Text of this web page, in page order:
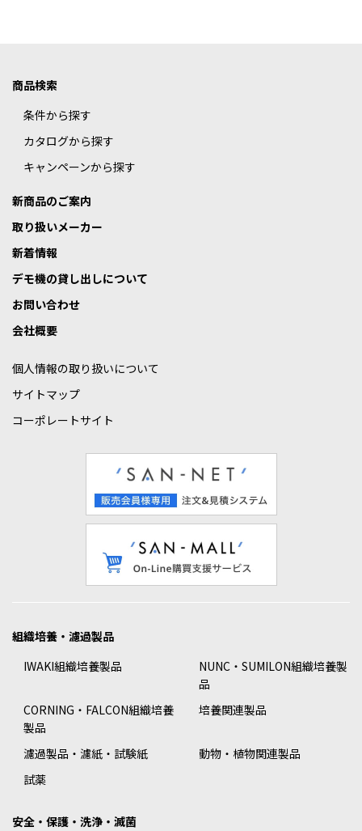
商品検索
条件から探す
カタログから探す
キャンペーンから探す
新商品のご案内
取り扱いメーカー
新着情報
デモ機の貸し出しについて
お問い合わせ
会社概要
個人情報の取り扱いについて
サイトマップ
コーポレートサイト
組織培養・濾過製品
IWAKI組織培養製品
NUNC・SUMILON組織培養製
品
CORNING・FALCON組織培養
製品
培養関連製品
濾過製品・濾紙・試験紙
動物・植物関連製品
試薬
安全・保護・洗浄・滅菌